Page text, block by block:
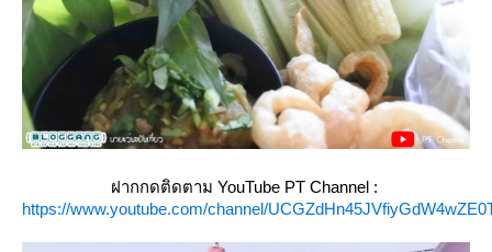
ฝากกดติดตาม YouTube PT Channel :
https://www.youtube.com/channel/